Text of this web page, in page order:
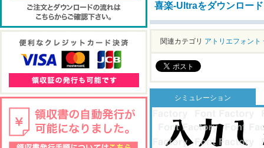
喜楽-Ultraをダウンロード
関連カテゴリ アトリエフォント
シミュレーション